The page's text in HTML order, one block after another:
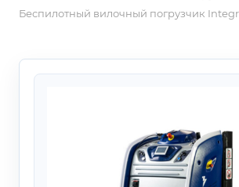
Беспилотный вилочный погрузчик